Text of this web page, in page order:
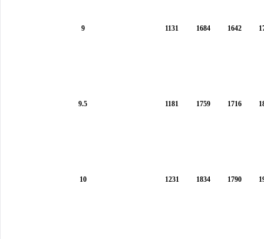
9 1131 1684 1642
9.5 1181 1759 1716
10 1231 1834 1790